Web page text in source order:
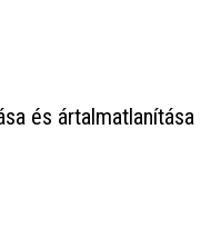
és ártalmatlanítása